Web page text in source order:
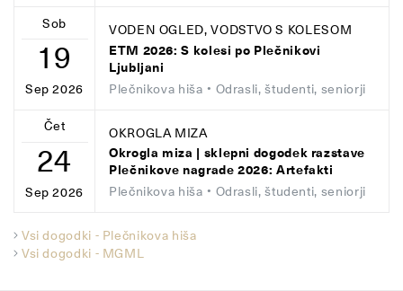
Sob
19
Sep 2026
VODEN OGLED, VODSTVO S KOLESOM
ETM 2026: S kolesi po Plečnikovi
Ljubljani
Plečnikova hiša • Odrasli, študenti, seniorji
Čet
24
Sep 2026
OKROGLA MIZA
Okrogla miza | sklepni dogodek razstave
Plečnikove nagrade 2026: Artefakti
Plečnikova hiša • Odrasli, študenti, seniorji
Vsi dogodki - Plečnikova hiša
Vsi dogodki - MGML